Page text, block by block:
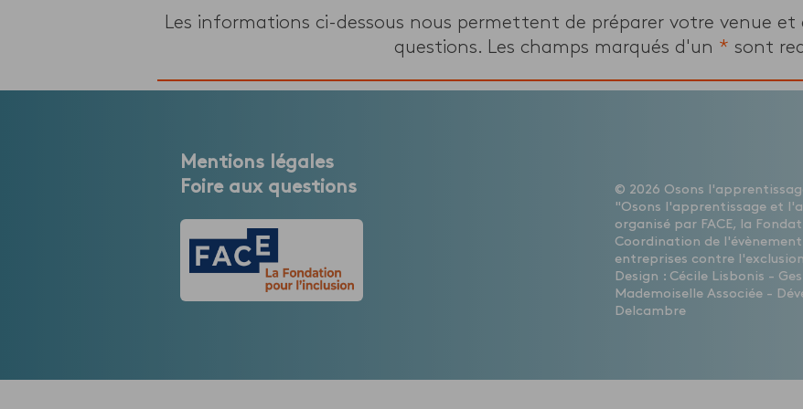
Les informations ci-dessous nous permettent de préparer votre venue
questions. Les champs marqués d'un * sont
Mentions légales
Foire aux questions
© 2026 Osons
"Osons l'apprentissage et
organisé par FACE, la
Coordination de l'évènement
entreprises contre l'exclusion
Design : Cécile Lisbonis -
Mademoiselle Associée -
Delcambre